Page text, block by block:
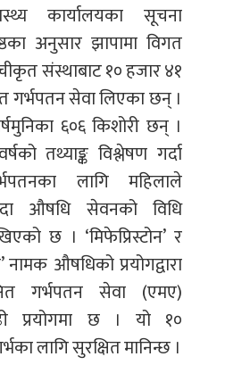
कार्यालयका सूचना
अनुसार झापामा विगत
संस्थाबाट १० हजार ४१
गर्भपतन सेवा लिएका छन् ।
६०६ किशोरी छन् ।
तथ्याङ्क विश्लेषण गर्दा
लागि महिलाले
औषधि सेवनको विधि
छ । ‘मिफेप्रिस्टोन’ र
नामक औषधिको प्रयोगद्वारा
गर्भपतन सेवा (एमए)
प्रयोगमा छ । यो १०
लागि सुरक्षित मानिन्छ ।